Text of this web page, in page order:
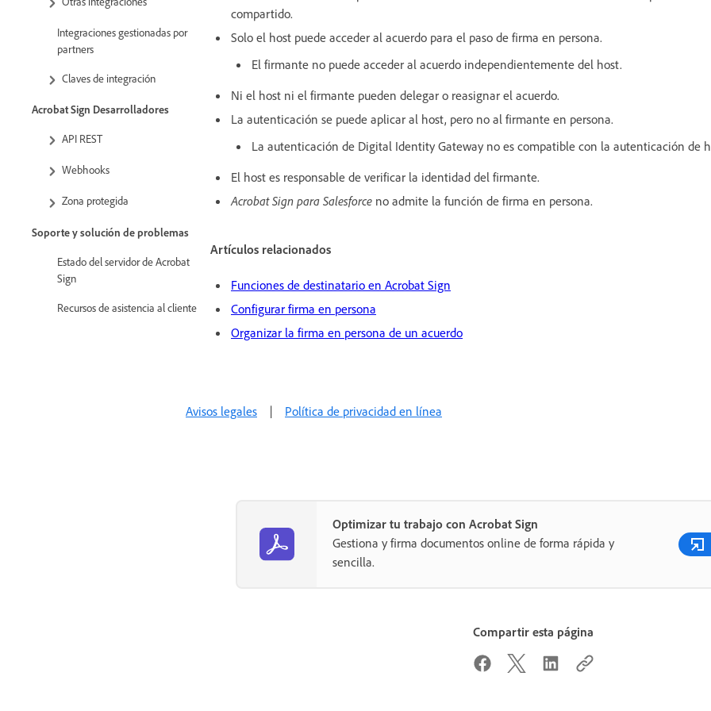
Integraciones gestionadas por
partners
Claves de integración
Acrobat Sign Desarrolladores
API REST
Webhooks
Zona protegida
Soporte y solución de problemas
Estado del servidor de Acrobat
Sign
Recursos de asistencia al cliente
compartido.
Solo el host puede acceder al acuerdo para el paso de firma en persona.
El firmante no puede acceder al acuerdo independientemente del host.
Ni el host ni el firmante pueden delegar o reasignar el acuerdo.
La autenticación se puede aplicar al host, pero no al firmante en persona.
La autenticación de Digital Identity Gateway no es compatible con la autenticación de
El host es responsable de verificar la identidad del firmante.
Acrobat Sign para Salesforce no admite la función de firma en persona.
Artículos relacionados
Funciones de destinatario en Acrobat Sign
Configurar firma en persona
Organizar la firma en persona de un acuerdo
Avisos legales | Política de privacidad en línea
Optimizar tu trabajo con Acrobat Sign
Gestiona y firma documentos online de forma rápida y
sencilla.
Compartir esta página